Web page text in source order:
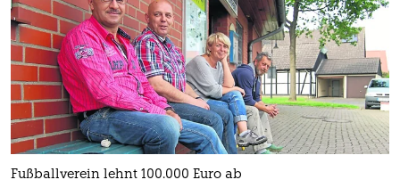
Fußballverein lehnt 100.000 Euro ab